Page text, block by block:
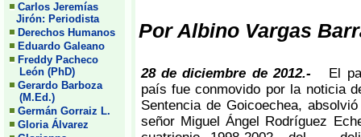
Carlos Jeremías
Jirón: Periodista
Derechos Humanos
Eduardo Galeano
Freddy Pacheco
León (PhD)
Gerardo Barboza
(M.Ed.)
Germán Gorraiz L.
Gloria Álvarez
Por Albino Vargas
28 de diciembre de 2012.- El
país fue conmovido por la noticia
Sentencia de Goicoechea,
señor Miguel Ángel Rodríguez